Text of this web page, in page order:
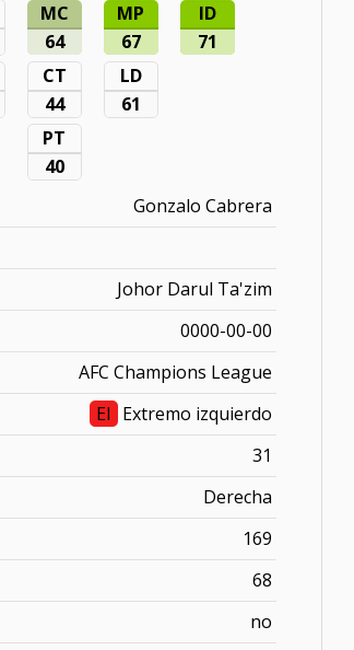
MC
64
MP
67
ID
71
CT
44
LD
61
PT
40
Gonzalo Cabrera
Johor Darul Ta'zim
0000-00-00
AFC Champions League
EI Extremo izquierdo
31
Derecha
169
68
no